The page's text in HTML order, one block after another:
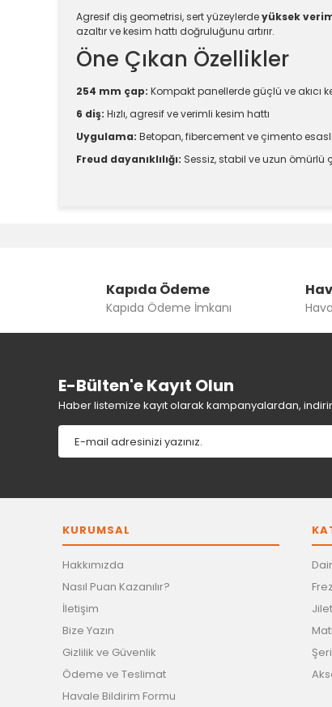
Agresif diş geometrisi, sert yüzeylerdeyüksek
azaltır ve kesim hattı doğruluğunu artırır.
Öne Çıkan Özellikler
254 mm çap: Kompakt panellerde güçlü ve akıcı
6 diş: Hızlı, agresif ve verimli kesim hattı
Uygulama: Betopan, fibercement ve çimento
Freud dayanıklılığı: Sessiz, stabil ve uzun ömürlü
Ürün açıklamasında eksik bilgiler bulunuyor.
Ürün bilgilerinde hatalar bulunuyor.
Ürün fiyatı diğer sitelerden daha pahalı.
Kapıda Ödeme
Kapıda Ödeme İmkanı
E-Bülten'e Kayıt Olun
Haber listemize kayıt olarak kampanyalardan,
KURUMSAL
Hakkımızda
Nasıl Puan Kazanılır?
İletişim
Bize Yazın
Gizlilik ve Güvenlik
Ödeme ve Teslimat
Havale Bildirim Formu